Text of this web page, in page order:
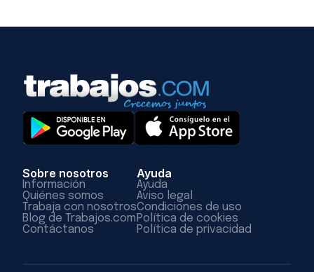
Sobre nosotros
Información
Quiénes somos
Trabaja con nosotros
Blog de Trabajos.com
Contáctanos
Ayuda
Ayuda
Aviso legal
Condiciones de uso
Política de cookies
Política de privacidad